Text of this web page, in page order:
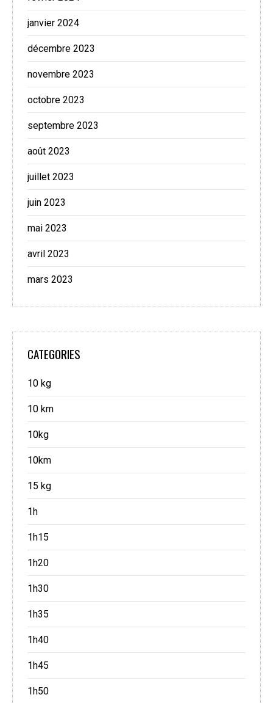
janvier 2024
décembre 2023
novembre 2023
octobre 2023
septembre 2023
août 2023
juillet 2023
juin 2023
mai 2023
avril 2023
mars 2023
CATEGORIES
10 kg
10 km
10kg
10km
15 kg
1h
1h15
1h20
1h30
1h35
1h40
1h45
1h50